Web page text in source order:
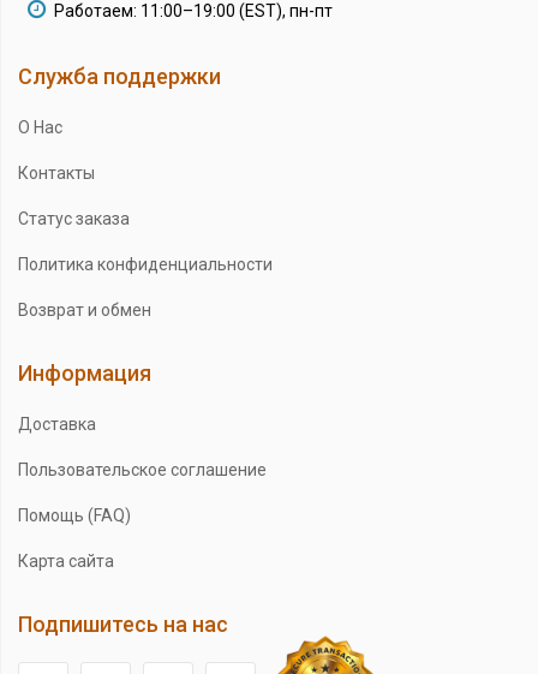
Работаем: 11:00–19:00 (EST), пн-пт
Служба поддержки
О Нас
Контакты
Статус заказа
Политика конфиденциальности
Возврат и обмен
Информация
Доставка
Пользовательское соглашение
Помощь (FAQ)
Карта сайта
Подпишитесь на нас